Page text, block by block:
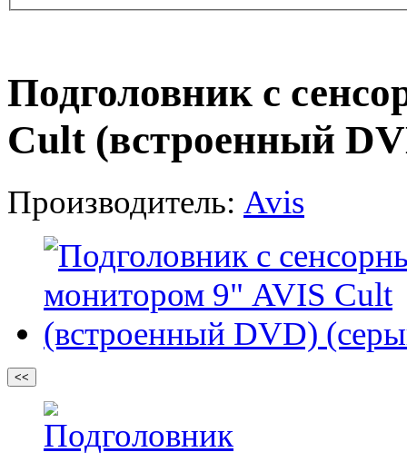
Подголовник с
Cult (встроенный
Производитель: Avis
<<